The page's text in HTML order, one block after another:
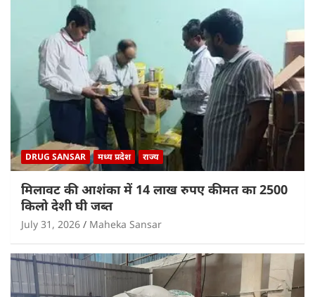
DRUG SANSAR मध्य प्रदेश राज्य
मिलावट की आशंका में 14 लाख रुपए कीमत का 2500
किलो देशी घी जब्त
July 31, 2026 Maheka Sansar